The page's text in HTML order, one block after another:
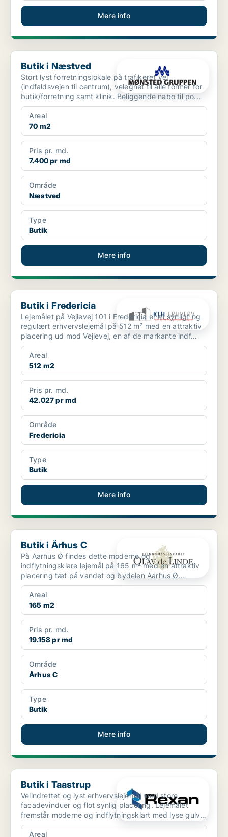
Mere info
Butik i Næstved
Butik i Næstved
Stort lyst forretningslokale på trafikeret vej
(indfaldsvejen til centrum), velegnet til alle former for
butik/forretning samt klinik. Beliggende nabo til po...
Areal
70 m2
Pris pr. md.
7.400 pr md
Område
Næstved
Type
Butik
Mere info
Butik i Fredericia
Butik i Fredericia
Lejemålet på Vejlevej 101 i Fredericia er et synligt og
regulært erhvervslejemål på 512 m² med en attraktiv
placering ud mod Vejlevej, en af de markante indf...
Areal
512 m2
Pris pr. md.
42.027 pr md
Område
Fredericia
Type
Butik
Mere info
Butik i Århus C
Butik i Århus C
På Aarhus Ø findes dette moderne og
indflytningsklare lejemål på 165 m² med en attraktiv
placering tæt på vandet og bydelen Aarhus Ø.
Lejemålet fremstår ...
Areal
165 m2
Pris pr. md.
19.158 pr md
Område
Århus C
Type
Butik
Mere info
Butik i Taastrup
Butik i Taastrup
Velindrettet og lyst erhvervslejemål med store
facadevinduer og flot synlig placering. Lejemålet
fremstår moderne og indflytningsklart med lyse gulve,
god...
Areal